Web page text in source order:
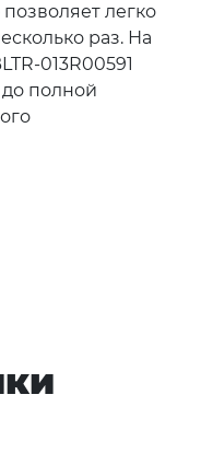
позволяет легко
раз. На
013R00591
до полной